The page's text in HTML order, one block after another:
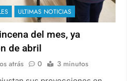
ULTIMAS NOTICIAS
del mes, ya
de abril
atrás 0 3 minutos